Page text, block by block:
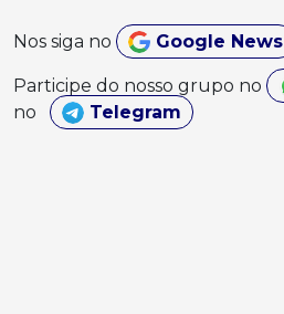
Nos siga no Google News
Participe do nosso grupo no
no
Telegram